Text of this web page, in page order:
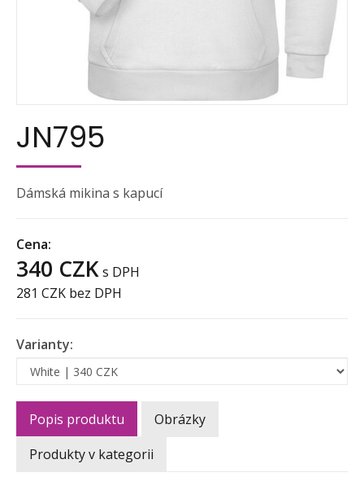
JN795
Dámská mikina s kapucí
Cena:
340 CZKs DPH
281 CZK bez DPH
Varianty:
Popis produktu
Obrázky
Produkty v kategorii